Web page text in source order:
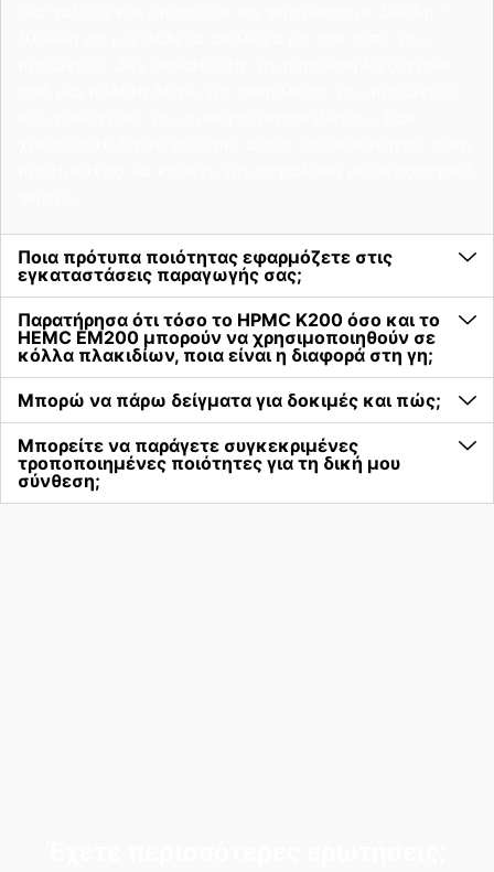
Ποια πρότυπα ποιότητας εφαρμόζετε στις
εγκαταστάσεις παραγωγής σας;
Παρατήρησα ότι τόσο το HPMC K200 όσο και το
HEMC EM200 μπορούν να χρησιμοποιηθούν σε
κόλλα πλακιδίων, ποια είναι η διαφορά στη γη;
Μπορώ να πάρω δείγματα για δοκιμές και πώς;
Μπορείτε να παράγετε συγκεκριμένες
τροποποιημένες ποιότητες για τη δική μου
σύνθεση;